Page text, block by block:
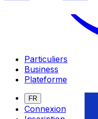
Particuliers
Business
Plateforme
FR
Connexion